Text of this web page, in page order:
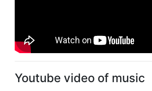
Youtube video of music